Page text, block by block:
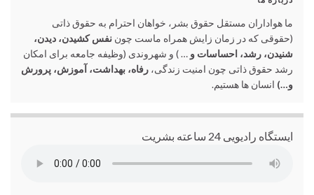
ما هواداران مستقل حقوق بشر، خواهان احترام به حقوق ذاتی
(حقوقی که در زمان زایش همراه ماست چون نفس کشیدن، دیدن،
شنیدن، رشد، احساسات و … ) و شهروندی (وظیفه جامعه برای امکان
رشد حقوق ذاتی چون امنیت زندگی، رفاه، بهداشت، آموزش، پرورش
و…) انسان ها هستیم.
ایستگاه رادیویی 24 ساعته بشریت